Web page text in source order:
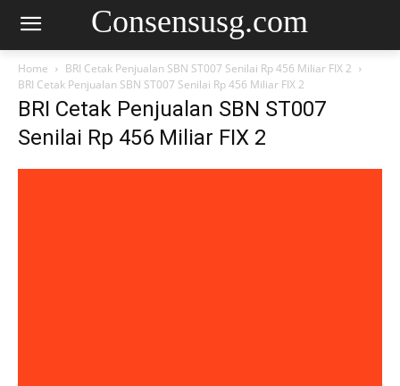
Consensusg.com
Home
BRI Cetak Penjualan SBN ST007 Senilai Rp 456 Miliar FIX 2
BRI Cetak Penjualan SBN ST007 Senilai Rp 456 Miliar FIX 2
BRI Cetak Penjualan SBN ST007
Senilai Rp 456 Miliar FIX 2